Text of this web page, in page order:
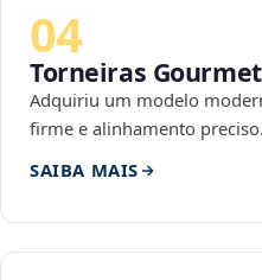
04
Torneiras
Adquiriu um modelo
firme e alinhamento preciso.
SAIBA MAIS